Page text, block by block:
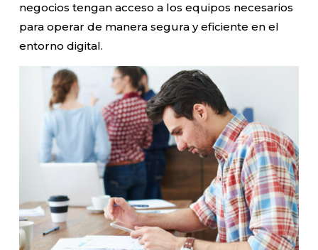
negocios tengan acceso a los equipos necesarios
para operar de manera segura y eficiente en el
entorno digital.